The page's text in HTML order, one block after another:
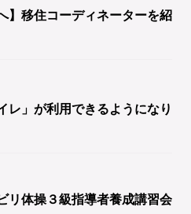
】移住コーディネーターを紹
レ」が利用できるようになり
リ体操３級指導者養成講習会